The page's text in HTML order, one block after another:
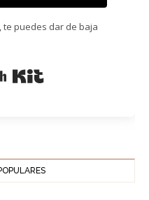
te puedes dar de baja